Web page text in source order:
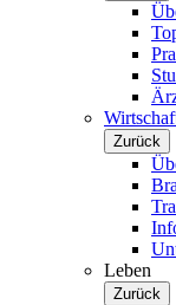
Zurück
Leben
Zurück